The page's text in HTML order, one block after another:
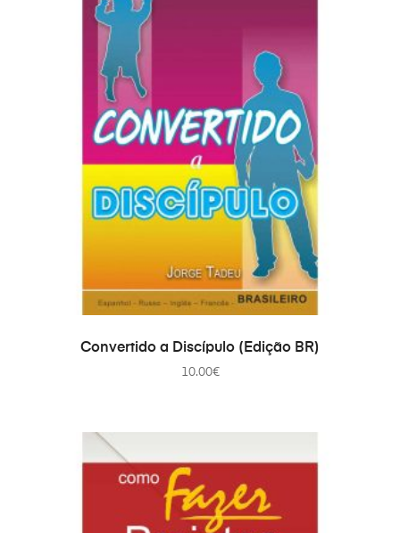
COMPRAR
Convertido a Discípulo (Edição BR)
10.00€